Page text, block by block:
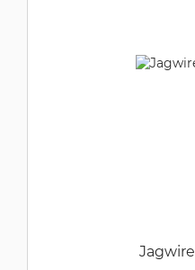
Jagwire